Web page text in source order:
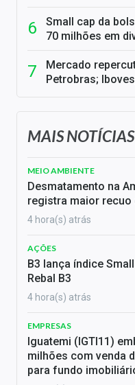
Small cap da
70 milhões em
Mercado
Petrobras;
MAIS NOTÍCIAS
MEIO AMBIENTE
Desmatamento na
registra maior recuo
4 hora(s) atrás
AÇÕES
B3 lança índice
Rebal B3
4 hora(s) atrás
EMPRESAS
Iguatemi (IGTI11)
milhões com venda
para fundo